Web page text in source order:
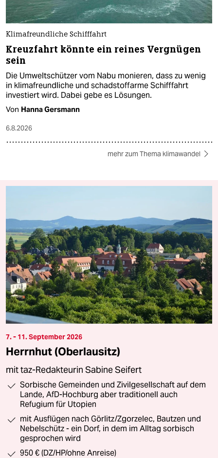
Klimafreundliche Schifffahrt
Kreuzfahrt könnte ein reines Vergnügen
sein
Die Umweltschützer vom Nabu monieren, dass zu wenig
in klimafreundliche und schadstoffarme Schifffahrt
investiert wird. Dabei gebe es Lösungen.
Von Hanna Gersmann
6.8.2026
mehr zum Thema klimawandel
7. - 11. September 2026
Herrnhut (Oberlausitz)
mit taz-Redakteurin Sabine Seifert
Sorbische Gemeinden und Zivilgesellschaft auf dem
Lande, AfD-Hochburg aber traditionell auch
Refugium für Utopien
mit Ausflügen nach Görlitz/Zgorzelec, Bautzen und
Nebelschütz - ein Dorf, in dem im Alltag sorbisch
gesprochen wird
950 € (DZ/HP/ohne Anreise)